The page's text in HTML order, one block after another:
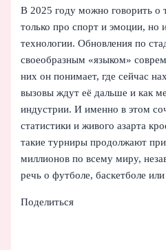
В 2025 году можно говорить
только про спорт и эмоции, но
технологии. Обновления по
своеобразным «языком»
них он понимает, где сейчас
вызовы ждут её дальше и как
индустрии. И именно в этом
статистики и живого азарта
такие турниры продолжают
миллионов по всему миру,
речь о футболе, баскетболе
Поделиться